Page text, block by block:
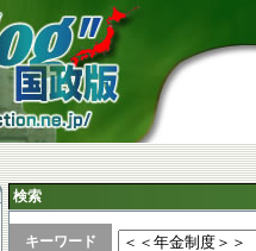
検索
キーワード